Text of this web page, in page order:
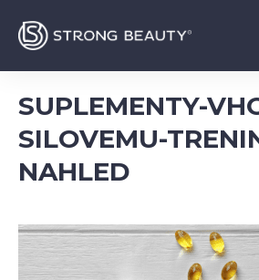
SUPLEMENTY-
SILOVEMU-
NAHLED